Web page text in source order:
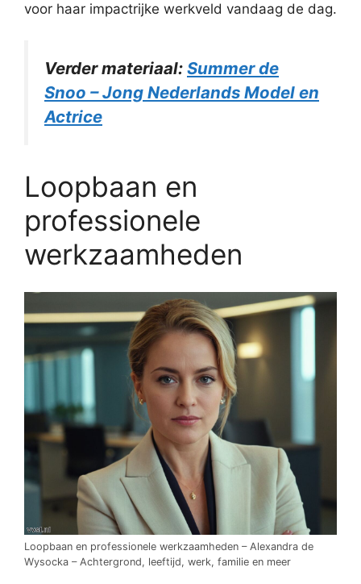
voor haar impactrijke werkveld vandaag de dag.
Verder materiaal: Summer de
Snoo – Jong Nederlands Model en
Actrice
Loopbaan en
professionele
werkzaamheden
Loopbaan en professionele werkzaamheden – Alexandra de
Wysocka – Achtergrond, leeftijd, werk, familie en meer